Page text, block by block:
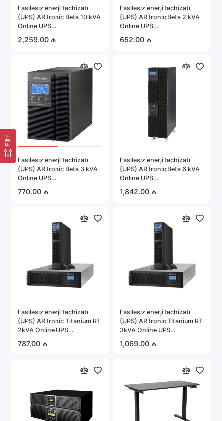
Filtr
Fasiləsiz enerji təchizatı
(UPS) ARTronic Beta 10 kVA
Online UPS
2,259.00 ₼
Fasiləsiz enerji təchizatı
(UPS) ARTronic Beta 2 kVA
Online UPS
652.00 ₼
Fasiləsiz enerji təchizatı
(UPS) ARTronic Beta 3 kVA
Online UPS
770.00 ₼
Fasiləsiz enerji təchizatı
(UPS) ARTronic Beta 6 kVA
Online UPS
1,842.00 ₼
Fasiləsiz enerji təchizatı
(UPS) ARTronic Titanium RT
2kVA Online UPS
787.00 ₼
Fasiləsiz enerji təchizatı
(UPS) ARTronic Titanium RT
3kVA Online UPS
1,069.00 ₼